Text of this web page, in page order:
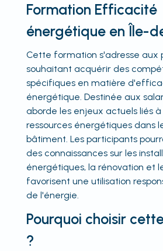
Formation Efficacité
énergétique en Île-
Cette formation s'adresse aux
souhaitant acquérir des
spécifiques en matière
énergétique. Destinée aux
aborde les enjeux actuels liés
ressources énergétiques dans
bâtiment. Les participants
des connaissances sur les
énergétiques, la rénovation et
favorisent une utilisation
de l'énergie.
Pourquoi choisir
?